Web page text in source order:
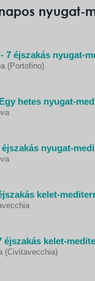
nyugat-
7 éjszakás nyugat-
(Portofino)
hetes nyugat-
éjszakás nyugat-
kelet-
éjszakás kelet-
(Civitavecchia)